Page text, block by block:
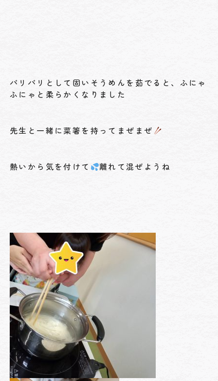
パリパリとして固いそうめんを茹でると、ふにゃ
ふにゃと柔らかくなりました
先生と一緒に菜箸を持ってまぜまぜ
熱いから気を付けて 離れて混ぜようね